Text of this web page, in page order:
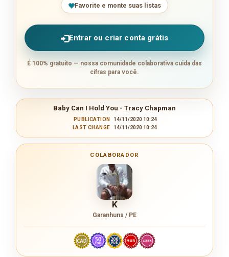
Favorite e monte suas listas
Entrar ou criar conta grátis
É 100% gratuito — nossa comunidade colaborativa cuida das
cifras para você.
Baby Can I Hold You - Tracy Chapman
PUBLICATION
14/11/2020 10:24
LAST CHANGE
14/11/2020 10:24
COLABORADOR
K
Garanhuns / PE